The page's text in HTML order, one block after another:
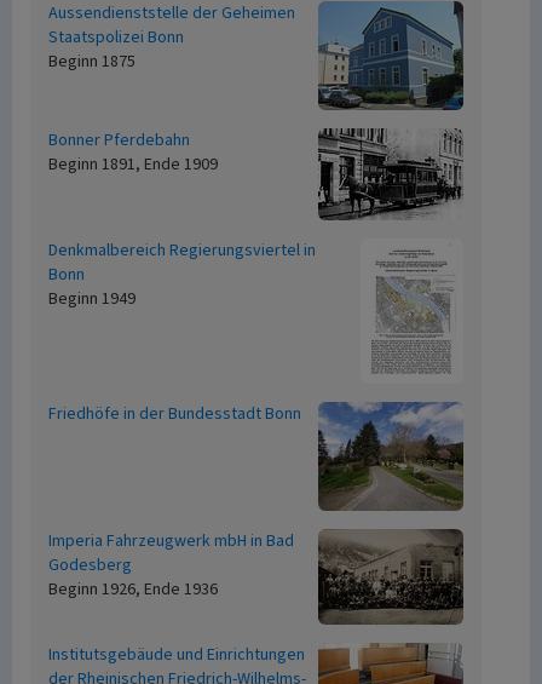
Aussendienststelle der Geheimen
Staatspolizei Bonn
Beginn 1875
Bonner Pferdebahn
Beginn 1891, Ende 1909
Denkmalbereich Regierungsviertel in
Bonn
Beginn 1949
Friedhöfe in der Bundesstadt Bonn
Imperia Fahrzeugwerk mbH in Bad
Godesberg
Beginn 1926, Ende 1936
Institutsgebäude und Einrichtungen
der Rheinischen Friedrich-Wilhelms-